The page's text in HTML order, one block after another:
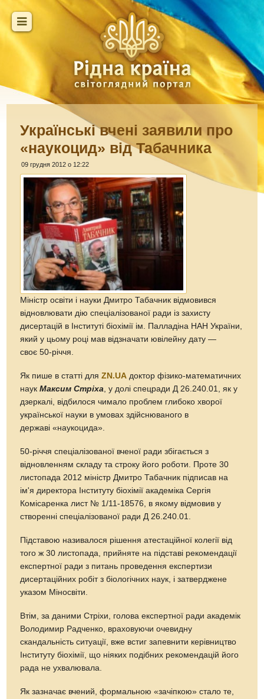
Українські вчені заявили про
«наукоцид» від Табачника
09 грудня 2012 о 12:22
Міністр освіти і науки Дмитро Табачник відмовився
відновлювати дію спеціалізованої ради із захисту
дисертацій в Інституті біохімії ім. Палладіна НАН України,
який у цьому році мав відзначати ювілейну дату —
своє 50-річчя.
Як пише в статті дляZN.UA доктор фізико-математичних
наукМаксим Стріха , у долі спецради Д 26.240.01, як у
дзеркалі, відбилося чимало проблем глибоко хворої
української науки в умовах здійснюваного в
державі «наукоцида».
50-річчя спеціалізованої вченої ради збігається з
відновленням складу та строку його роботи. Проте 30
листопада 2012 міністр Дмитро Табачник підписав на
ім'я директора Інституту біохімії академіка Сергія
Комісаренка лист № 1/11-18576, в якому відмовив у
створенні спеціалізованої ради Д 26.240.01.
Підставою називалося рішення атестаційної колегії від
того ж 30 листопада, прийняте на підставі рекомендації
експертної ради з питань проведення експертизи
дисертаційних робіт з біологічних наук, і затверджене
указом Міносвіти.
Втім, за даними Стріхи, голова експертної ради академік
Володимир Радченко, враховуючи очевидну
скандальність ситуації, вже встиг запевнити керівництво
Інституту біохімії, що ніяких подібних рекомендацій його
рада не ухвалювала.
Як зазначає вчений, формальною «зачіпкою» стало те,